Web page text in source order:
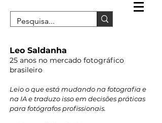
Leo Saldanha
25 anos no mercado fotográfico
brasileiro
Leio o que está mudando na fotografia e
na IA e traduzo isso em decisões práticas
para fotógrafos profissionais.